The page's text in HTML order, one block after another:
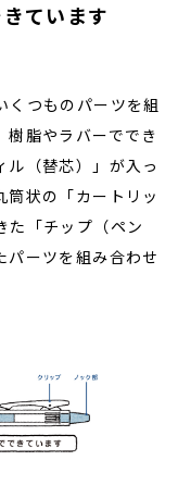
ています
くつものパーツを組
脂やラバーででき
（替芯）」が入っ
状の「カートリッ
た「チップ（ペン
パーツを組み合わせ